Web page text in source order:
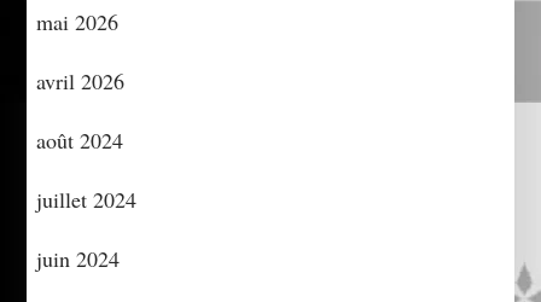
mai 2026
avril 2026
août 2024
juillet 2024
juin 2024